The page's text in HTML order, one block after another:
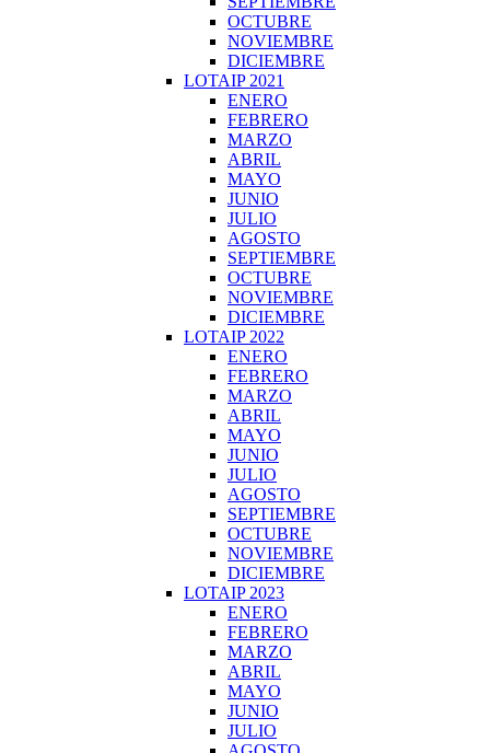
OCTUBRE
NOVIEMBRE
DICIEMBRE
LOTAIP 2021
ENERO
FEBRERO
MARZO
ABRIL
MAYO
JUNIO
JULIO
AGOSTO
SEPTIEMBRE
OCTUBRE
NOVIEMBRE
DICIEMBRE
LOTAIP 2022
ENERO
FEBRERO
MARZO
ABRIL
MAYO
JUNIO
JULIO
AGOSTO
SEPTIEMBRE
OCTUBRE
NOVIEMBRE
DICIEMBRE
LOTAIP 2023
ENERO
FEBRERO
MARZO
ABRIL
MAYO
JUNIO
JULIO